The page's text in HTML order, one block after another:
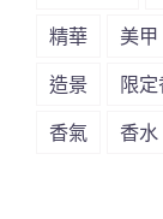
精華 美甲
造景 限定
香氣 香水